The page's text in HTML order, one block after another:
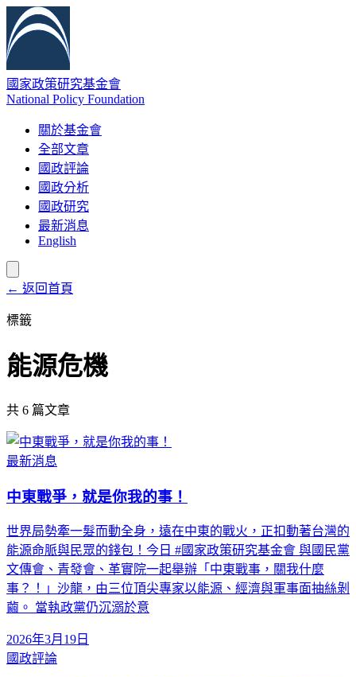
國家政策研究基金會
National Policy Foundation
關於基金會
全部文章
國政評論
國政分析
國政研究
最新消息
English
← 返回首頁
標籤
能源危機
共 6 篇文章
最新消息
中東戰爭，就是你我的事！
世界局勢牽一髮而動全身，遠在中東的戰火，正扣動著台灣的
能源命脈與民眾的錢包！今日 #國家政策研究基金會 與國民黨
文傳會、青發會、革實院一起舉辦「中東戰事，關我什麼
事？！」沙龍，由三位頂尖專家以能源、經濟與軍事面抽絲剝
繭。 當執政黨仍沉溺於意
2026年3月19日
國政評論